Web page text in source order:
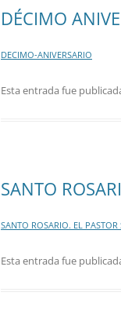
DÉCIMO
DECIMO-ANIVERSARIO
Esta entrada fue
SANTO
SANTO ROSARIO. EL PASTOR
Esta entrada fue